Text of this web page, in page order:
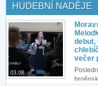
HUDEBNÍ NADĚJE
03.08.
debut,
večer